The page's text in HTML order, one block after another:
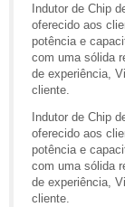
Indutor de Chip
oferecido aos
potência e
com uma sólida
de experiência,
cliente.
Indutor de Chip
oferecido aos
potência e
com uma sólida
de experiência,
cliente.